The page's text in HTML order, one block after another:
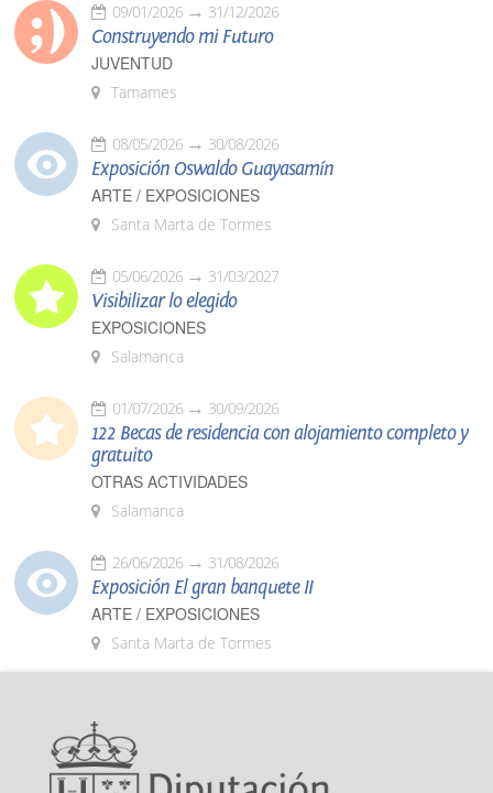
09/01/2026 31/12/2026
Construyendo mi Futuro
JUVENTUD
Tamames
08/05/2026 30/08/2026
Exposición Oswaldo Guayasamín
ARTE / EXPOSICIONES
Santa Marta de Tormes
05/06/2026 31/03/2027
Visibilizar lo elegido
EXPOSICIONES
Salamanca
01/07/2026 30/09/2026
122 Becas de residencia con alojamiento completo y
gratuito
OTRAS ACTIVIDADES
Salamanca
26/06/2026 31/08/2026
Exposición El gran banquete II
ARTE / EXPOSICIONES
Santa Marta de Tormes